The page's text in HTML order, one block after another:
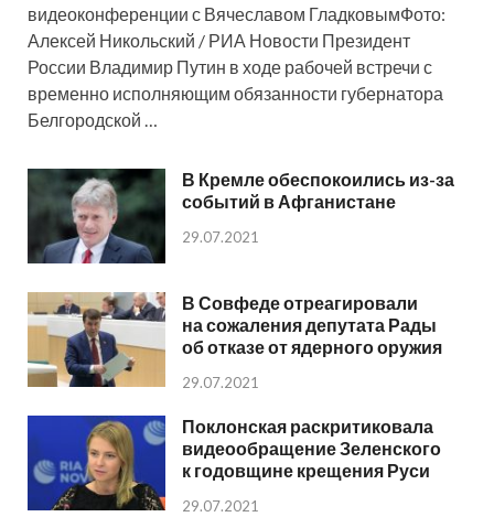
видеоконференции с Вячеславом ГладковымФото:
Алексей Никольский / РИА Новости Президент
России Владимир Путин в ходе рабочей встречи с
временно исполняющим обязанности губернатора
Белгородской …
В Кремле обеспокоились из-за
событий в Афганистане
29.07.2021
В Совфеде отреагировали
на сожаления депутата Рады
об отказе от ядерного оружия
29.07.2021
Поклонская раскритиковала
видеообращение Зеленского
к годовщине крещения Руси
29.07.2021